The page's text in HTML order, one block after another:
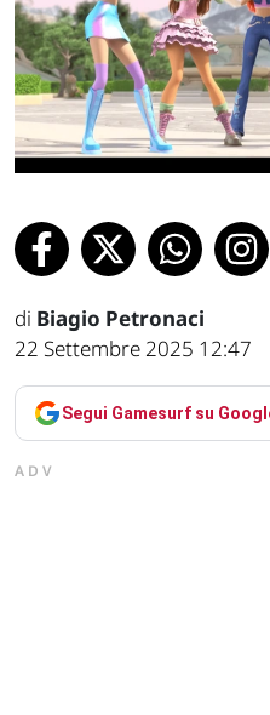
di Biagio Petronaci
22 Settembre 2025 12:47
Segui Gamesurf su
ADV